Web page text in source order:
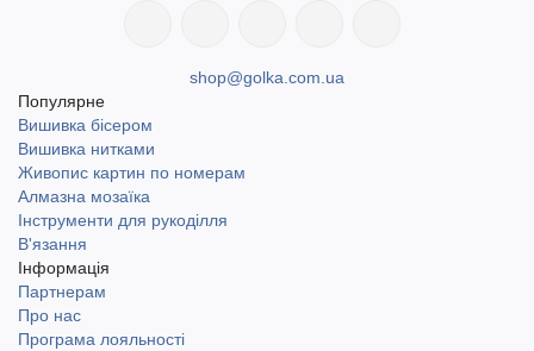
shop@golka.com.ua
Популярне
Вишивка бісером
Вишивка нитками
Живопис картин по номерам
Алмазна мозаїка
Інструменти для рукоділля
В'язання
Інформація
Партнерам
Про нас
Програма лояльності